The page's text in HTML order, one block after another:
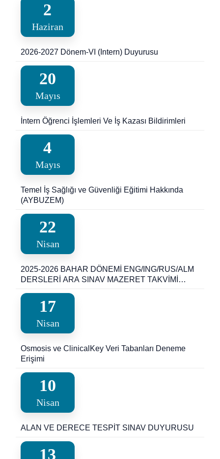
2
Haziran
2026-2027 Dönem-VI (Intern) Duyurusu
20
Mayıs
İntern Öğrenci İşlemleri Ve İş Kazası Bildirimleri
4
Mayıs
Temel İş Sağlığı ve Güvenliği Eğitimi Hakkında
(AYBUZEM)
22
Nisan
2025-2026 BAHAR DÖNEMİ ENG/ING/RUS/ALM
DERSLERİ ARA SINAV MAZERET TAKVİMİ
17
Nisan
Osmosis ve ClinicalKey Veri Tabanları Deneme
Erişimi
10
Nisan
ALAN VE DERECE TESPİT SINAV DUYURUSU
13